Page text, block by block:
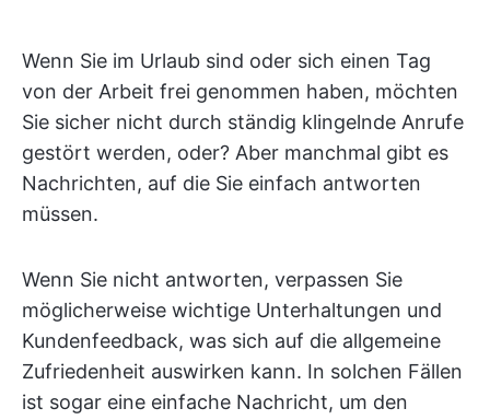
Wenn Sie im Urlaub sind oder sich einen Tag
von der Arbeit frei genommen haben, möchten
Sie sicher nicht durch ständig klingelnde Anrufe
gestört werden, oder? Aber manchmal gibt es
Nachrichten, auf die Sie einfach antworten
müssen.
Wenn Sie nicht antworten, verpassen Sie
möglicherweise wichtige Unterhaltungen und
Kundenfeedback, was sich auf die allgemeine
Zufriedenheit auswirken kann. In solchen Fällen
ist sogar eine einfache Nachricht, um den